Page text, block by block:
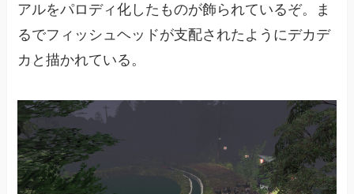
アルをパロディ化したものが飾られているぞ。ま
るでフィッシュヘッドが支配されたようにデカデ
カと描かれている。